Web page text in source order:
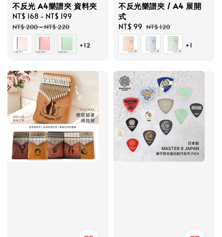
不反光 A4樂譜夾 資料夾
Sale
price
NT$ 168 - NT$ 199
NT$ 200-NT$ 220
+12
不反光樂譜夾 / A4 展開
式
Sale
price
NT$ 99 Regular
price
NT$ 120
+1